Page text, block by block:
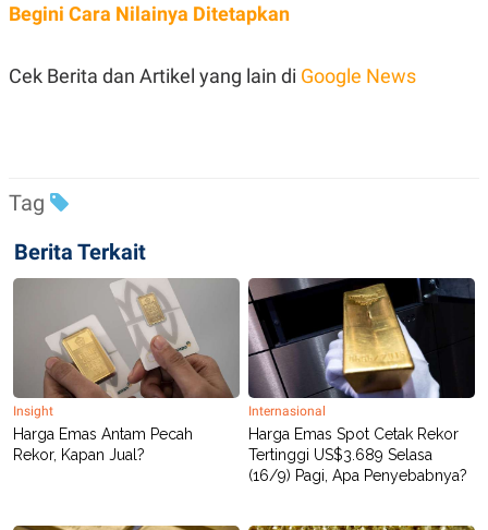
M
I
A
PEMBERITAAN
PRIVACY
POLICY
Begini Cara Nilainya Ditetapkan
Cek Berita dan Artikel yang lain di Google News
Tag
Berita Terkait
Insight
Harga Emas Antam Pecah
Rekor, Kapan Jual?
Internasional
Harga Emas Spot Cetak Rekor
Tertinggi US$3.689 Selasa
(16/9) Pagi, Apa Penyebabnya?